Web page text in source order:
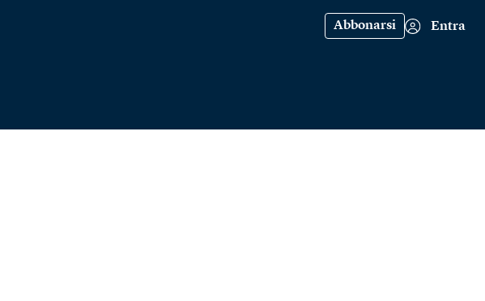
Abbonarsi Entra